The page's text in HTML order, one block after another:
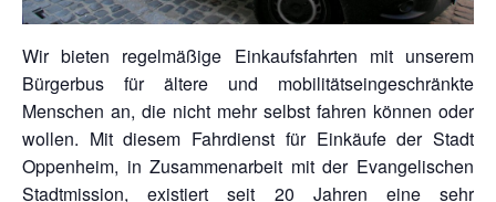
Wir bieten regelmäßige Einkaufsfahrten mit unserem
Bürgerbus für ältere und mobilitätseingeschränkte
Menschen an, die nicht mehr selbst fahren können oder
wollen. Mit diesem Fahrdienst für Einkäufe der Stadt
Oppenheim, in Zusammenarbeit mit der Evangelischen
Stadtmission, existiert seit 20 Jahren eine sehr